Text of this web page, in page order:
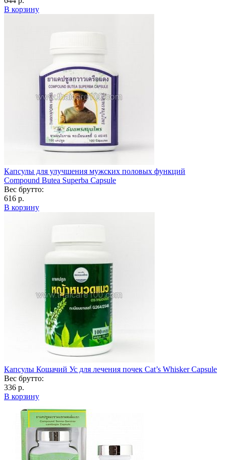
В корзину
Капсулы для улучшения мужских половых функций
Compound Butea Superba Capsule
Вес брутто:
616 р.
В корзину
Капсулы Кошачий Ус для лечения почек Cat’s Whisker Capsule
Вес брутто:
336 р.
В корзину